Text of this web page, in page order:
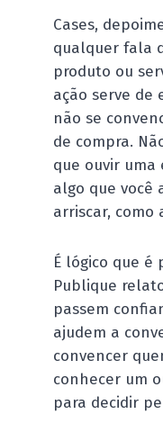
Cases,
qualquer fala
produto ou
ação serve de
não se
de compra.
que ouvir uma
algo que você
arriscar, como
É lógico que é
Publique
passem
ajudem a
convencer
conhecer um
para decidir